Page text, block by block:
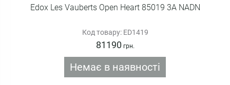
Edox Les Vauberts Open Heart 85019 3A NADN
Код товару: ED1419
81190 грн.
Немає в наявності